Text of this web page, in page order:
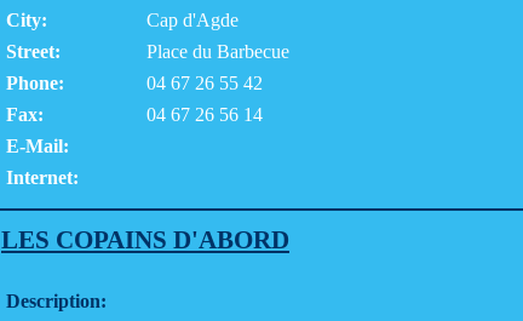
City:
Cap d'Agde
Street:
Place du Barbecue
Phone:
04 67 26 55 42
Fax:
04 67 26 56 14
E-Mail:
Internet:
LES COPAINS D'ABORD
Description: